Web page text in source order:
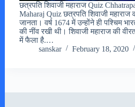
छत्रपति शिवाजी महाराज Quiz
Maharaj Quiz छत्रपति शिवाजी महाराज
जानता। वर्ष 1674 में उन्होंने ही पश्चिम
की नींव रखी थी। शिवाजी महाराज की
में फैला है.…
sanskar
February 18, 2020